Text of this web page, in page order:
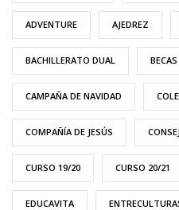
ADVENTURE AJEDREZ
BACHILLERATO DUAL BECAS
CAMPAÑA DE NAVIDAD
COMPAÑÍA DE JESÚS
CURSO 19/20 CURSO 20/21
EDUCAVITA